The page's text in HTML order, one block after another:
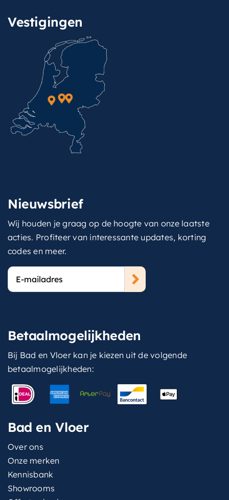
Vestigingen
Nieuwsbrief
Wij houden je graag op de hoogte van onze laatste
acties. Profiteer van interessante updates, korting
codes en meer.
E-
mailadres
Betaalmogelijkheden
Bij Bad en Vloer kan je kiezen uit de volgende
betaalmogelijkheden:
Bad en Vloer
Over ons
Onze merken
Kennisbank
Showrooms